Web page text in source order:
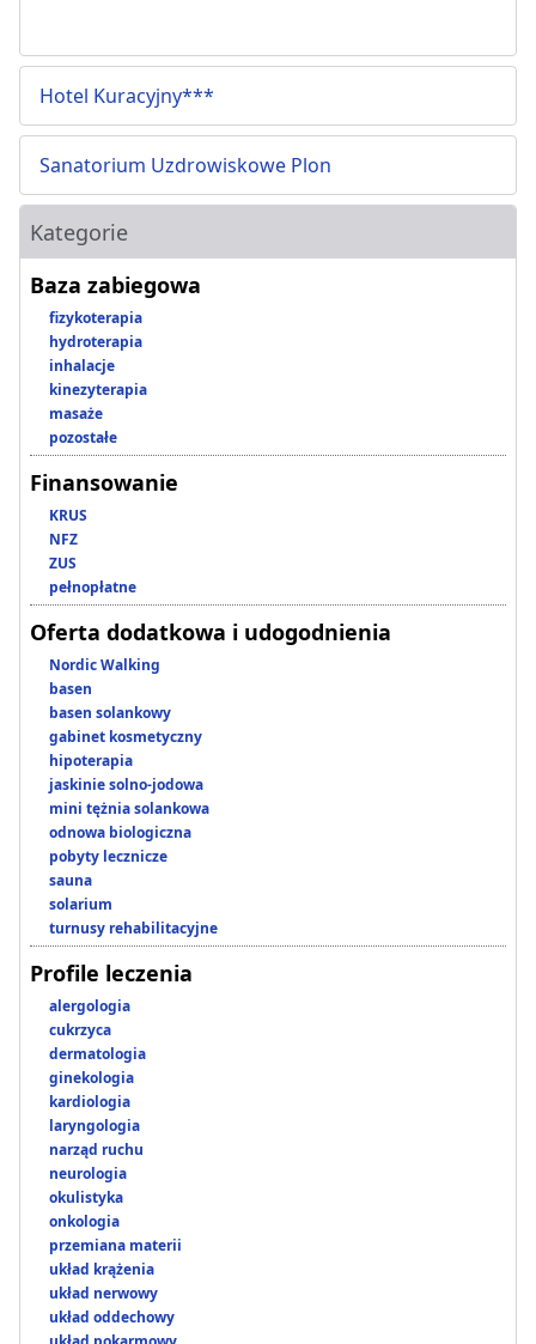
Hotel Kuracyjny***
Sanatorium Uzdrowiskowe Plon
Kategorie
Baza zabiegowa
fizykoterapia
hydroterapia
inhalacje
kinezyterapia
masaże
pozostałe
Finansowanie
KRUS
NFZ
ZUS
pełnopłatne
Oferta dodatkowa i udogodnienia
Nordic Walking
basen
basen solankowy
gabinet kosmetyczny
hipoterapia
jaskinie solno-jodowa
mini tężnia solankowa
odnowa biologiczna
pobyty lecznicze
sauna
solarium
turnusy rehabilitacyjne
Profile leczenia
alergologia
cukrzyca
dermatologia
ginekologia
kardiologia
laryngologia
narząd ruchu
neurologia
okulistyka
onkologia
przemiana materii
układ krążenia
układ nerwowy
układ oddechowy